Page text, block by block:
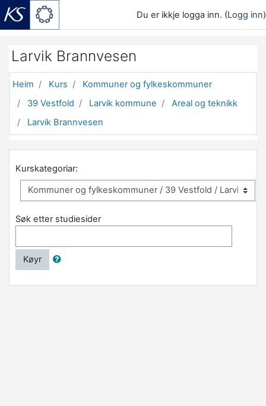
Du er ikkje logga inn. (Logg inn)
Larvik Brannvesen
Heim Kurs
Kommuner og fylkeskommuner
39 Vestfold
Larvik kommune
Areal og teknikk
Larvik Brannvesen
Kurskategoriar:
Søk etter studiesider
Køyr